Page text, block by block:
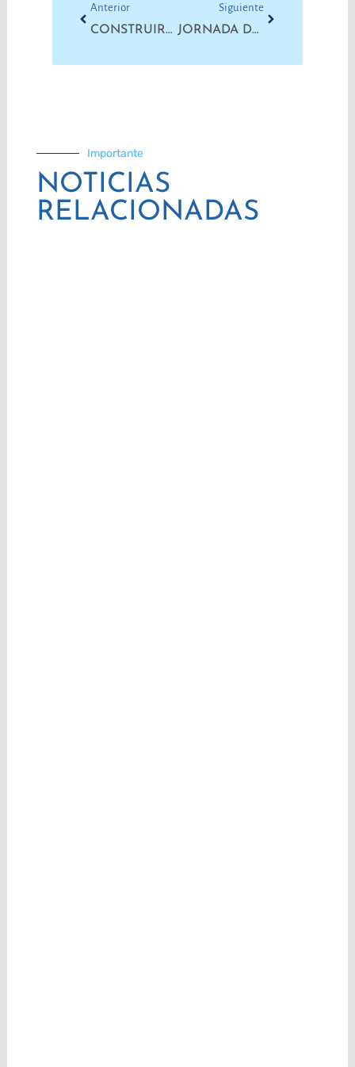
Anterior
CONSTRUIRNOS COMO MILITANTES PEDAGÓGICOS PARA TRANSFORMAR EL SISTEMA
Siguiente
JORNADA DE LUCHA EN SALUD PÚBLICA
Importante
NOTICIAS
RELACIONADAS